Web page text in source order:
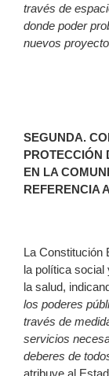
través de
donde poder
nuevos
SEGUNDA.
PROTECCIÓN
EN LA
REFERENCIA
La Constitución
la política social
la salud,
los poderes
través de
servicios
deberes de
atribuye al